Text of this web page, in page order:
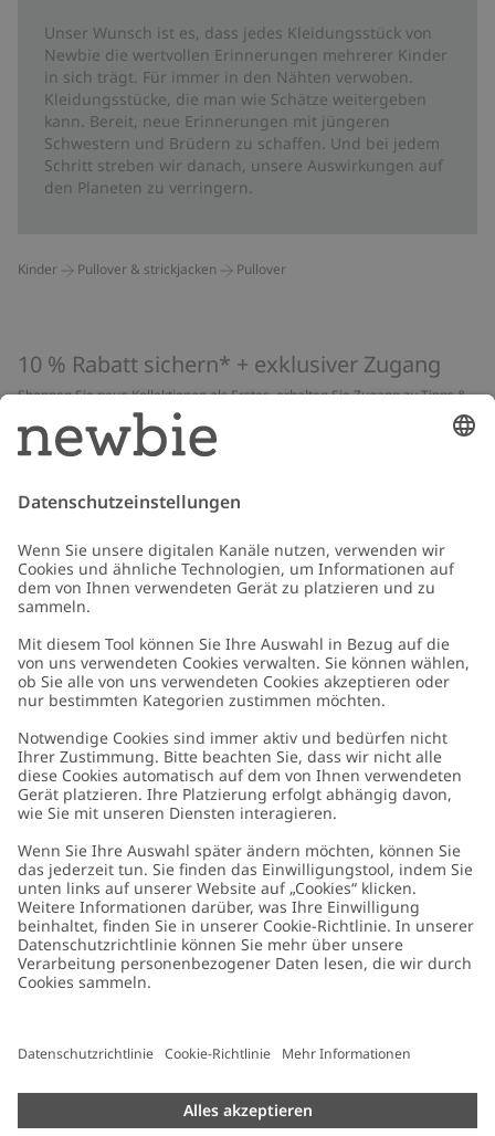
Unser Wunsch ist es, dass jedes Kleidungsstück von
Newbie die wertvollen Erinnerungen mehrerer Kinder
in sich trägt. Für immer in den Nähten verwoben.
Kleidungsstücke, die man wie Schätze weitergeben
kann. Bereit, neue Erinnerungen mit jüngeren
Schwestern und Brüdern zu schaffen. Und bei jedem
Schritt streben wir danach, unsere Auswirkungen auf
den Planeten zu verringern.
Kinder Pullover & strickjacken Pullover
10 % Rabatt sichern* + exklusiver Zugang
Shoppen Sie neue Kollektionen als Erstes, erhalten Sie Zugang zu Tipps &
Guides und profitieren Sie von exklusiven Angeboten
*Gilt nur für deine erste Bestellung und ist nicht mit anderen Rabatten
oder Angeboten kombinierbar. Gilt nicht für limitierte Artikel. Lies unsere
Schicken
Kundenservice
Kontaktieren Sie uns
FAQ
Barrierefreiheit
Datenschutzrichtlinie
Cookie-Richtlinie
Größenratgeber
Über uns
Über Newbie
Nachhaltigkeit
Impressum
Presse
Germany Standort ändern
Cookies